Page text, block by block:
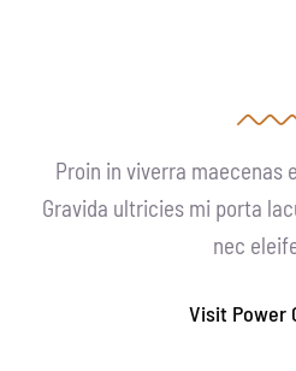
Proin in viverra maecenas
Gravida ultricies mi porta
nec
Visit Power